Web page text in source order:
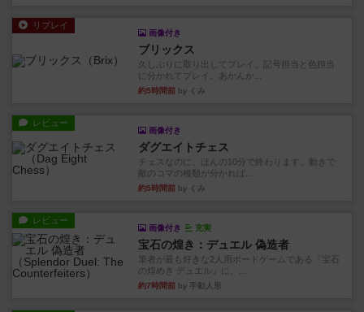
リプレイ
画像付き
ブリックス
久しぶりに取り出してプレイ。記号担当と色担当
に分かれてプレイ。あかんか...
約5時間前 by くみ
レビュー
画像付き
ダグエイトチェス
チェスなのに、ほんの10分で終わります。動きで
敵のコマの種類が分かれば...
約5時間前 by くみ
レビュー
画像付き 充実
宝石の煌き：デュエル 偽造者
筆者が最も好きな2人用ボードゲームである『宝石
の煌めき デュエル』に、...
約7時間前 by 手動人形